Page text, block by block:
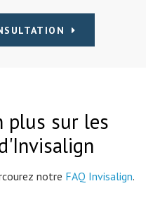
plus sur les
notre FAQ Invisalign.